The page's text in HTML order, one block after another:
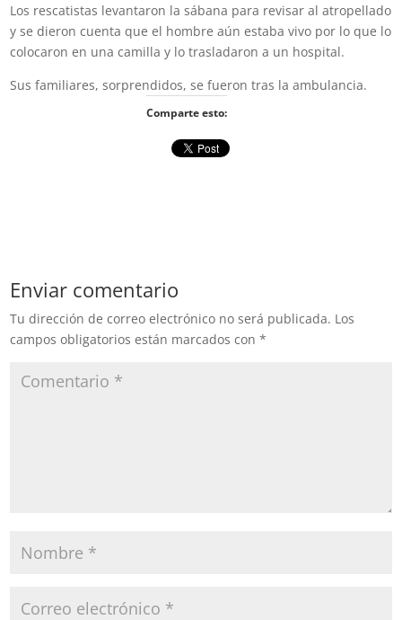
Los rescatistas levantaron la sábana para revisar al atropellado
y se dieron cuenta que el hombre aún estaba vivo por lo que lo
colocaron en una camilla y lo trasladaron a un hospital.
Sus familiares, sorprendidos, se fueron tras la ambulancia.
Comparte esto:
Enviar comentario
Tu dirección de correo electrónico no será publicada. Los
campos obligatorios están marcados con*